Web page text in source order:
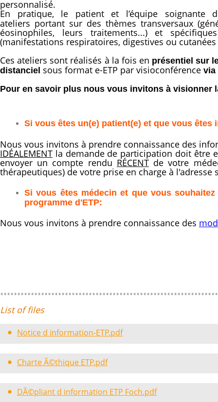
personnalisé.
En pratique,
le patient et l’équipe soignante
ateliers portant sur des thèmes transversaux
éosinophiles, leurs traitements...) et
(manifestations respiratoires, digestives ou
Ces ateliers sont réalisés à la fois en présentiel sur
distanciel sous format e-ETP par visioconférence via
Pour en savoir plus nous vous invitons à
Si vous êtes un(e) patient(e) et que vous êtes
Nous vous invitons à prendre connaissance des
IDÉALEMENT la demande de participation doit être
envoyer un compte rendu RÉCENTde votre
thérapeutiques) de votre prise en charge à l'adresse
Si vous êtes médecin et que vous
programme d'ETP:
Nous vous invitons à prendre connaissance des
List of files
Notice d information-ETP.pdf
Charte Ã©thique ETP.pdf
DÃ©pliant d information ETP Foch.pdf